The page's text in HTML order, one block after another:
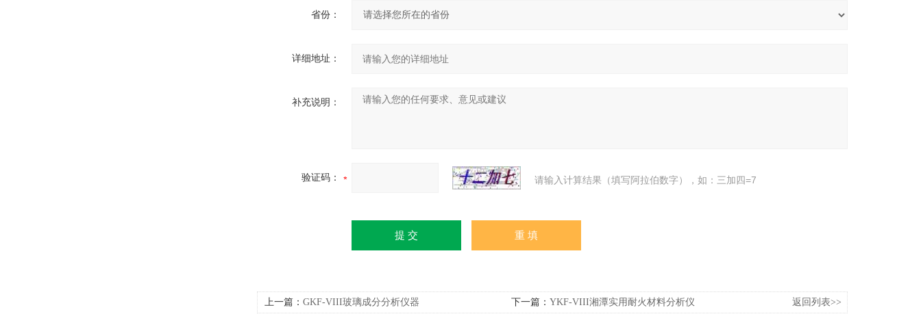
省份：
详细地址：
补充说明：
验证码： 请输入计算结果（填写阿拉伯数字），如：三加四=7
上一篇： GKF-VIII玻璃成分分析仪器 下一篇： YKF-VIII湘潭实用耐火材料分析仪 返回列表>>